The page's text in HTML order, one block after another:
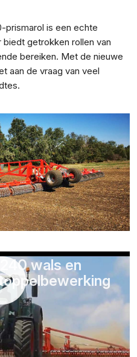
prismarol is een echte
getrokken rollen van
bereiken. Met de nieuwe
aan de vraag van veel
wals en